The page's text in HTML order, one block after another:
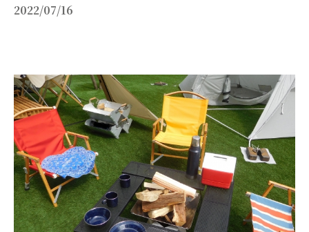
2022/07/16